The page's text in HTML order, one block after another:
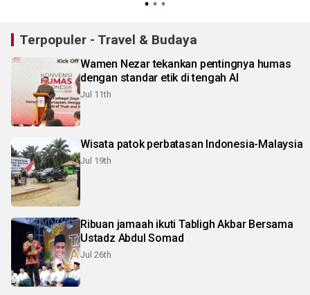
Terpopuler - Travel & Budaya
Wamen Nezar tekankan pentingnya humas
dengan standar etik di tengah AI
Jul 11th
Wisata patok perbatasan Indonesia-Malaysia
Jul 19th
Ribuan jamaah ikuti Tabligh Akbar Bersama
Ustadz Abdul Somad
Jul 26th